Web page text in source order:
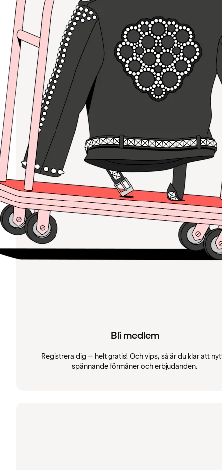
Bli medlem
Registrera dig – helt gratis! Och vips, så är du klar att
spännande förmåner och erbjudanden.